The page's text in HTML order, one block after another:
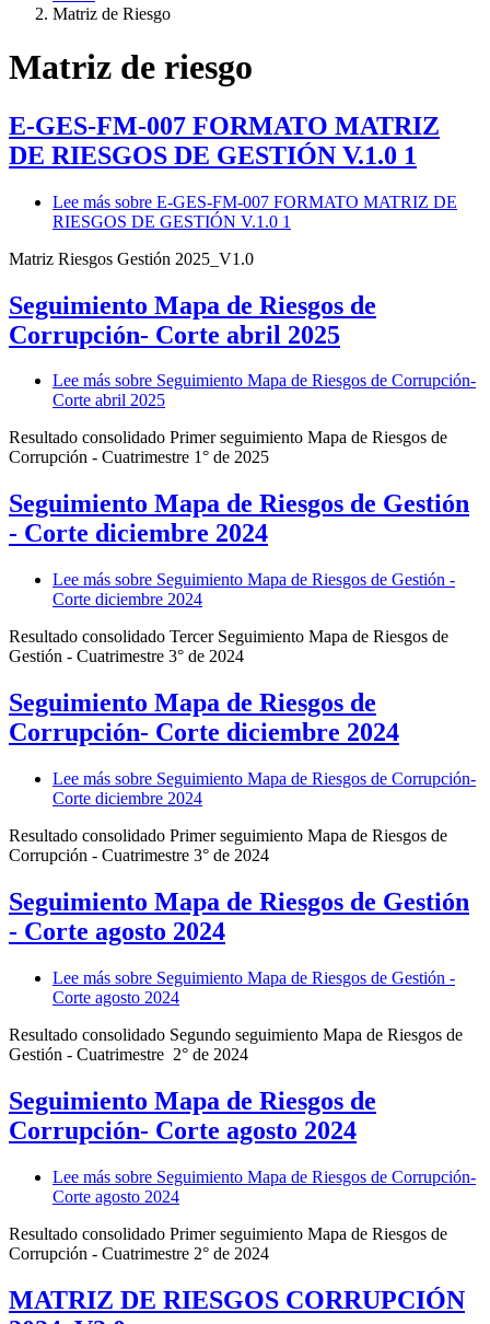
Matriz de Riesgo
Matriz de riesgo
E-GES-FM-007 FORMATO MATRIZ
DE RIESGOS DE GESTIÓN V.1.0 1
Lee más sobre E-GES-FM-007 FORMATO MATRIZ DE
RIESGOS DE GESTIÓN V.1.0 1
Matriz Riesgos Gestión 2025_V1.0
Seguimiento Mapa de Riesgos de
Corrupción- Corte abril 2025
Lee más sobre Seguimiento Mapa de Riesgos de Corrupción-
Corte abril 2025
Resultado consolidado Primer seguimiento Mapa de Riesgos de
Corrupción - Cuatrimestre 1° de 2025
Seguimiento Mapa de Riesgos de Gestión
- Corte diciembre 2024
Lee más sobre Seguimiento Mapa de Riesgos de Gestión -
Corte diciembre 2024
Resultado consolidado Tercer Seguimiento Mapa de Riesgos de
Gestión - Cuatrimestre 3° de 2024
Seguimiento Mapa de Riesgos de
Corrupción- Corte diciembre 2024
Lee más sobre Seguimiento Mapa de Riesgos de Corrupción-
Corte diciembre 2024
Resultado consolidado Primer seguimiento Mapa de Riesgos de
Corrupción - Cuatrimestre 3° de 2024
Seguimiento Mapa de Riesgos de Gestión
- Corte agosto 2024
Lee más sobre Seguimiento Mapa de Riesgos de Gestión -
Corte agosto 2024
Resultado consolidado Segundo seguimiento Mapa de Riesgos de
Gestión - Cuatrimestre 2° de 2024
Seguimiento Mapa de Riesgos de
Corrupción- Corte agosto 2024
Lee más sobre Seguimiento Mapa de Riesgos de Corrupción-
Corte agosto 2024
Resultado consolidado Primer seguimiento Mapa de Riesgos de
Corrupción - Cuatrimestre 2° de 2024
MATRIZ DE RIESGOS CORRUPCIÓN